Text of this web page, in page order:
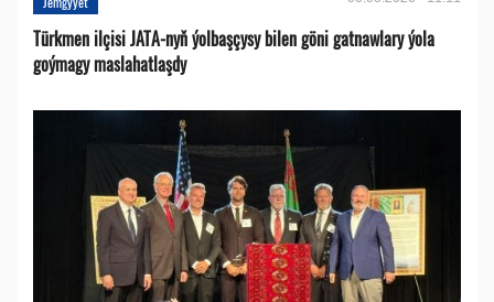
Türkmen ilçisi JATA-nyň ýolbaşçysy bilen göni gatnawlary ýola
goýmagy maslahatlaşdy